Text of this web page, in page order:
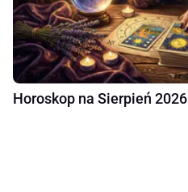
Horoskop na Sierpień 2026